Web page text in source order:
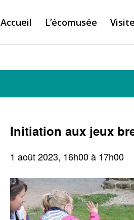
Accueil L’écomusée
Initiation aux jeux
1 août 2023, 16h00à 17h00